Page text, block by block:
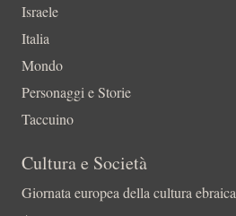
Israele
Italia
Mondo
Personaggi e Storie
Taccuino
Cultura e Società
Giornata europea della cultura ebraica